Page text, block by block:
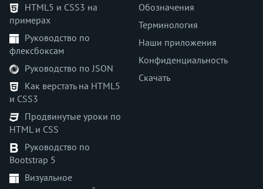
HTML5 и CSS3 на
примерах
Руководство по
флексбоксам
Руководство по JSON
Как верстать на HTML5
и CSS3
Продвинутые уроки по
HTML и CSS
Руководство по
Bootstrap 5
Визуальное
Обозначения
Терминология
Наши приложения
Конфиденциальность
Скачать